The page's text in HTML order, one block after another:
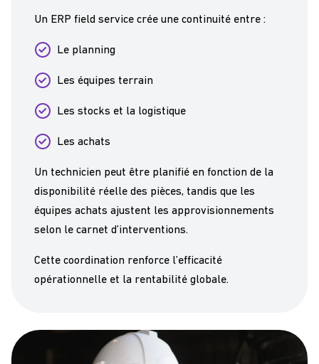
Un ERP field service crée une continuité entre :
Le planning
Les équipes terrain
Les stocks et la logistique
Les achats
Un technicien peut être planifié en fonction de la
disponibilité réelle des pièces, tandis que les
équipes achats ajustent les approvisionnements
selon le carnet d’interventions.
Cette coordination renforce l’efficacité
opérationnelle et la rentabilité globale.